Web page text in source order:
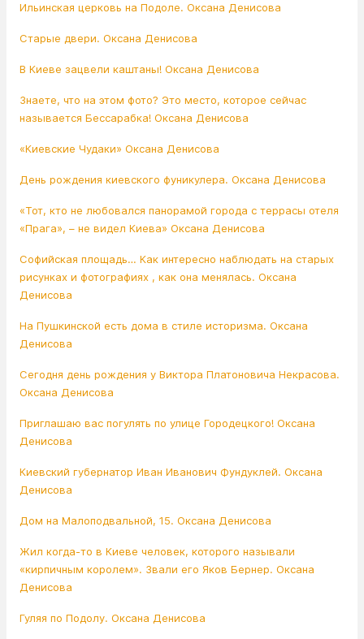
Ильинская церковь на Подоле. Оксана Денисова
Старые двери. Оксана Денисова
В Киеве зацвели каштаны! Оксана Денисова
Знаете, что на этом фото? Это место, которое сейчас
называется Бессарабка! Оксана Денисова
«Киевские Чудаки» Оксана Денисова
День рождения киевского фуникулера. Оксана Денисова
«Тот, кто не любовался панорамой города с террасы отеля
«Прага», – не видел Киева» Оксана Денисова
Софийская площадь… Как интересно наблюдать на старых
рисунках и фотографиях , как она менялась. Оксана
Денисова
На Пушкинской есть дома в стиле историзма. Оксана
Денисова
Сегодня день рождения у Виктора Платоновича Некрасова.
Оксана Денисова
Приглашаю вас погулять по улице Городецкого! Оксана
Денисова
Киевский губернатор Иван Иванович Фундуклей. Оксана
Денисова
Дом на Малоподвальной, 15. Оксана Денисова
Жил когда-то в Киеве человек, которого называли
«кирпичным королем». Звали его Яков Бернер. Оксана
Денисова
Гуляя по Подолу. Оксана Денисова